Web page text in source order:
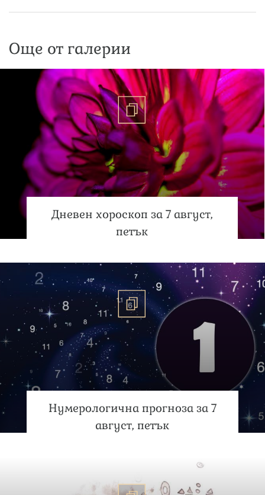
Още от галерии
Дневен хороскоп за 7 август,
петък
Нумерологична прогноза за 7
август, петък